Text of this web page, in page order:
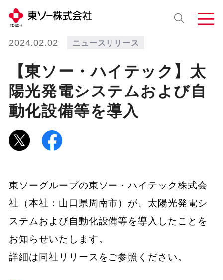
2024.02.02 ニュースリリース
【東ソー・ハイテック】太
陽光発電システムおよび自
動化設備等を導入
東ソーグループの東ソー・ハイテック株式会
社（本社：山口県周南市）が、太陽光発電シ
ステムおよび自動化設備等を導入したことを
お知らせいたします。
詳細は同社リリースをご参照ください。